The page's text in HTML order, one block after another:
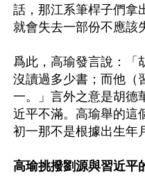
話，那江系筆桿子們拿
就會失去一部份不應該
爲此，高瑜發言說：「
沒讀過多少書；而他（
一。」言外之意是胡德
近平不滿。高瑜舉的這
初一那不是根據出生年
高瑜挑撥劉源與習近平